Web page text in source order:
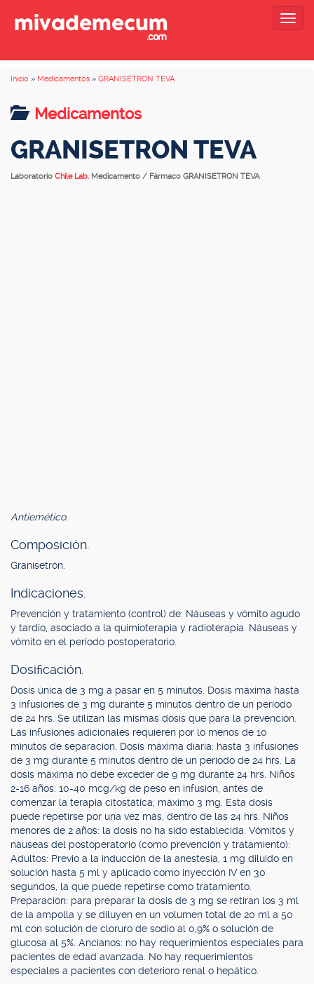
Inicio » Medicamentos » GRANISETRON TEVA
Medicamentos
GRANISETRON TEVA
Laboratorio Chile Lab. Medicamento / Fármaco GRANISETRON TEVA
Antiemético.
Composición.
Granisetrón.
Indicaciones.
Prevención y tratamiento (control) de: Náuseas y vómito agudo
y tardío, asociado a la quimioterapia y radioterapia. Náuseas y
vómito en el período postoperatorio.
Dosificación.
Dosis única de 3 mg a pasar en 5 minutos. Dosis máxima hasta
3 infusiones de 3 mg durante 5 minutos dentro de un período
de 24 hrs. Se utilizan las mismas dosis que para la prevención.
Las infusiones adicionales requieren por lo menos de 10
minutos de separación. Dosis máxima diaria: hasta 3 infusiones
de 3 mg durante 5 minutos dentro de un período de 24 hrs. La
dosis máxima no debe exceder de 9 mg durante 24 hrs. Niños
2-16 años: 10-40 mcg/kg de peso en infusión, antes de
comenzar la terapia citostática; máximo 3 mg. Esta dosis
puede repetirse por una vez más, dentro de las 24 hrs. Niños
menores de 2 años: la dosis no ha sido establecida. Vómitos y
náuseas del postoperatorio (como prevención y tratamiento):
Adultos: Previo a la inducción de la anestesia, 1 mg diluido en
solución hasta 5 ml y aplicado como inyección IV en 30
segundos, la que puede repetirse como tratamiento.
Preparación: para preparar la dosis de 3 mg se retiran los 3 ml
de la ampolla y se diluyen en un volumen total de 20 ml a 50
ml con solución de cloruro de sodio al 0,9% o solución de
glucosa al 5%. Ancianos: no hay requerimientos especiales para
pacientes de edad avanzada. No hay requerimientos
especiales a pacientes con deterioro renal o hepático.